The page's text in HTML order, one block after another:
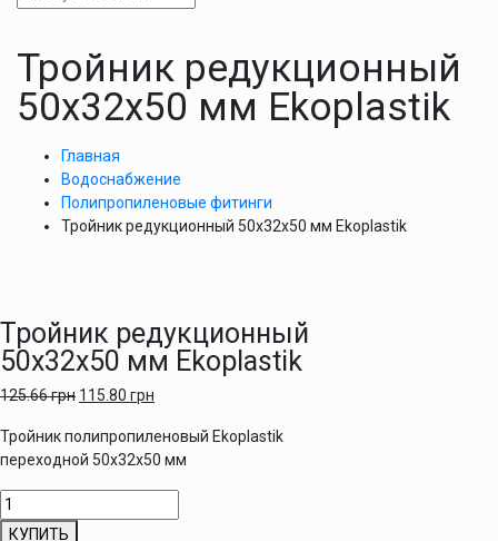
Тройник редукционный
50х32х50 мм Ekoplastik
Главная
Водоснабжение
Полипропиленовые фитинги
Тройник редукционный 50х32х50 мм Ekoplastik
Тройник редукционный
50х32х50 мм Ekoplastik
125.66грн 115.80 грн
Тройник полипропиленовый Ekoplastik
переходной 50х32х50 мм
Количество
товара
КУПИТЬ